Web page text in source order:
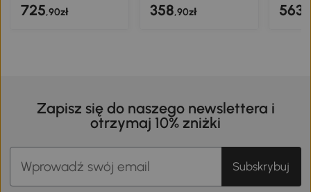
725,90zł 358,90zł 563
Zapisz się do naszego newslettera i
otrzymaj 10% zniżki
Subskrybuj